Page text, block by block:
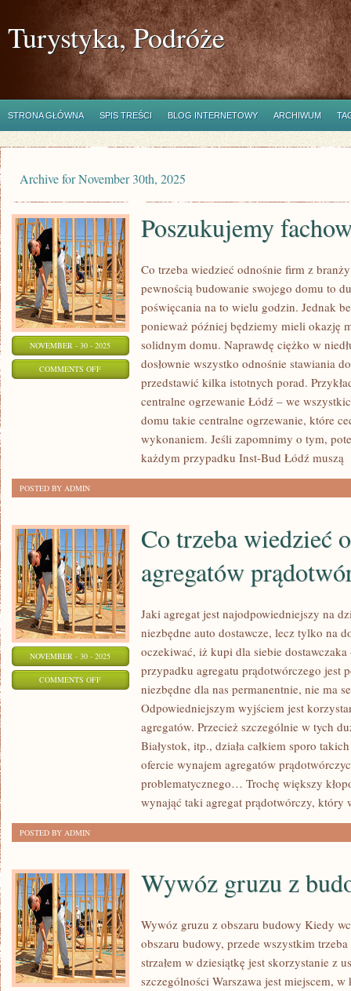
Turystyka, Podróże
STRONA GŁÓWNA SPIS TREŚCI BLOG INTERNETOWY ARCHIWUM
Archive for November 30th, 2025
NOVEMBER - 30 - 2025
COMMENTS OFFON
POSZUKUJEMY
FACHOWCÓW
Poszukujemy
Co trzeba wiedzieć odnośnie firm z
pewnością budowanie swojego domu to
poświęcania na to wielu godzin. Jednak
ponieważ później będziemy mieli okazję
solidnym domu. Naprawdę ciężko w
dosłownie wszystko odnośnie stawiania
przedstawić kilka istotnych porad.
centralne ogrzewanie Łódź – we
domu takie centralne ogrzewanie, które
wykonaniem. Jeśli zapomnimy o tym,
każdym przypadku Inst-Bud Łódź muszą
POSTED BY ADMIN
NOVEMBER - 30 - 2025
COMMENTS OFFON
Co trzeba wiedzieć
agregatów
Jaki agregat jest najodpowiedniejszy na
niezbędne auto dostawcze, lecz tylko na
oczekiwać, iż kupi dla siebie dostawczaka
przypadku agregatu prądotwórczego jest
niezbędne dla nas permanentnie, nie ma
Odpowiedniejszym wyjściem jest
agregatów. Przecież szczególnie w tych
Białystok, itp., działa całkiem sporo
ofercie wynajem agregatów
problematycznego… Trochę większy
wynająć taki agregat prądotwórczy, który
POSTED BY ADMIN
Wywóz gruzu z
Wywóz gruzu z obszaru budowy Kiedy
obszaru budowy, przede wszystkim
strzałem w dziesiątkę jest skorzystanie z
szczególności Warszawa jest miejscem,